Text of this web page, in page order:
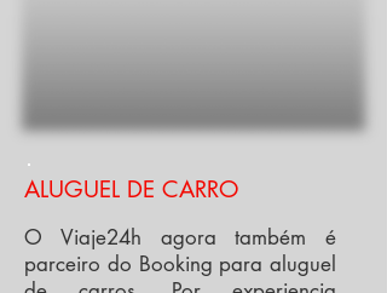
ALUGUEL DE CARRO
O Viaje24h agora também é
parceiro do Booking para aluguel